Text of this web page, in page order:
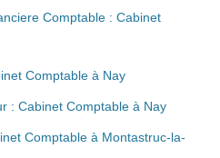
Comptable : Cabinet
Comptable à Nay
: Cabinet Comptable à Nay
Comptable à Montastruc-la-